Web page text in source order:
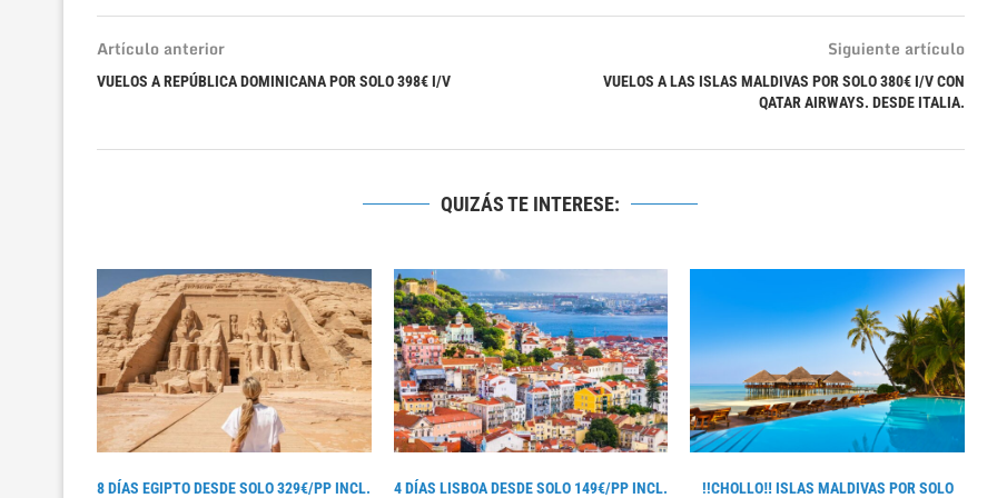
Artículo anterior
VUELOS A REPÚBLICA DOMINICANA POR SOLO 398€ I/V
Siguiente artículo
VUELOS A LAS ISLAS MALDIVAS POR SOLO 380€ I/V CON
QATAR AIRWAYS. DESDE ITALIA.
QUIZÁS TE INTERESE:
8 DÍAS EGIPTO DESDE SOLO 329€/PP INCL. 4 DÍAS LISBOA DESDE SOLO 149€/PP INCL. !!CHOLLO‼ ISLAS MALDIVAS POR SOLO